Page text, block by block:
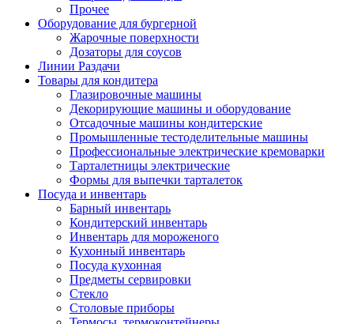
Прочее
Оборудование для бургерной
Жарочные поверхности
Дозаторы для соусов
Линии Раздачи
Товары для кондитера
Глазировочные машины
Декорирующие машины и оборудование
Отсадочные машины кондитерские
Промышленные тестоделительные машины
Профессиональные электрические кремоварки
Тарталетницы электрические
Формы для выпечки тарталеток
Посуда и инвентарь
Барный инвентарь
Кондитерский инвентарь
Инвентарь для мороженого
Кухонный инвентарь
Посуда кухонная
Предметы сервировки
Стекло
Столовые приборы